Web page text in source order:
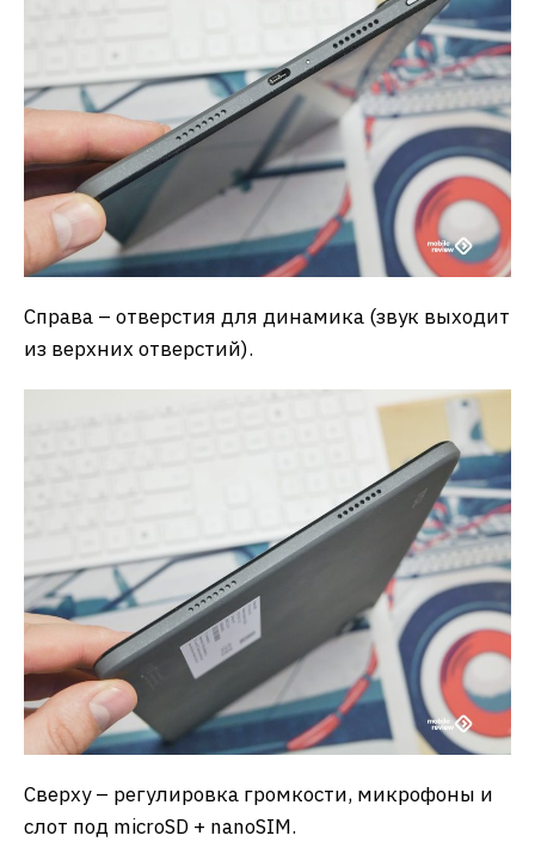
Справа – отверстия для динамика (звук выходит
из верхних отверстий).
Сверху – регулировка громкости, микрофоны и
слот под microSD + nanoSIM.